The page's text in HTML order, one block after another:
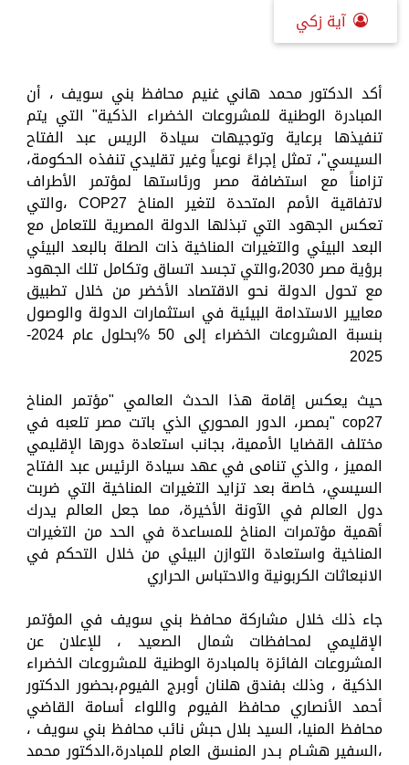
آية زكي
أكد الدكتور محمد هاني غنيم محافظ بني سويف ، أن
المبادرة الوطنية للمشروعات الخضراء الذكية" التي يتم
تنفيذها برعاية وتوجيهات سيادة الريس عبد الفتاح
السيسي"، تمثل إجراءً نوعياً وغير تقليدي تنفذه الحكومة،
تزامناً مع استضافة مصر ورئاستها لمؤتمر الأطراف
لاتفاقية الأمم المتحدة لتغير المناخ COP27 ،والتي
تعكس الجهود التي تبذلها الدولة المصرية للتعامل مع
البعد البيئي والتغيرات المناخية ذات الصلة بالبعد البيئي
برؤية مصر 2030،والتي تجسد اتساق وتكامل تلك الجهود
مع تحول الدولة نحو الاقتصاد الأخضر من خلال تطبيق
معايير الاستدامة البيئية في استثمارات الدولة والوصول
بنسبة المشروعات الخضراء إلى 50 %بحلول عام 2024-
2025
حيث يعكس إقامة هذا الحدث العالمي "مؤتمر المناخ
cop27 "بمصر، الدور المحوري الذي باتت مصر تلعبه في
مختلف القضايا الأممية، بجانب استعادة دورها الإقليمي
المميز ، والذي تنامى في عهد سيادة الرئيس عبد الفتاح
السيسي، خاصة بعد تزايد التغيرات المناخية التي ضربت
دول العالم في الآونة الأخيرة، مما جعل العالم يدرك
أهمية مؤتمرات المناخ للمساعدة في الحد من التغيرات
المناخية واستعادة التوازن البيئي من خلال التحكم في
الانبعاثات الكربونية والاحتباس الحراري
جاء ذلك خلال مشاركة محافظ بني سويف في المؤتمر
الإقليمي لمحافظات شمال الصعيد ، للإعلان عن
المشروعات الفائزة بالمبادرة الوطنية للمشروعات الخضراء
الذكية ، وذلك بفندق هلنان أوبرج الفيوم،بحضور الدكتور
أحمد الأنصاري محافظ الفيوم واللواء أسامة القاضي
محافظ المنيا، السيد بلال حبش نائب محافظ بني سويف ،
،السفير هشـام بـدر المنسق العام للمبادرة،الدكتور محمد